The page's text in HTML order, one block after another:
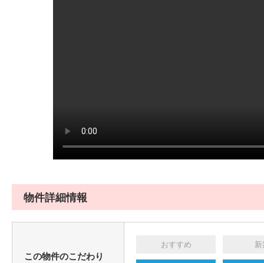
物件詳細情報
この物件のこだわり
おすすめ 新